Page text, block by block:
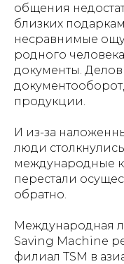
общения
близких
несравнимые
родного
документы.
продукции.
И из-за
люди
международные
перестали
обратно.
Международная
Saving Machine
филиал TSM в